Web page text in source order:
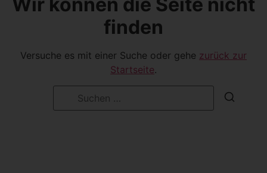
finden
Versuche es mit einer Suche oder gehe zurück zur
Startseite.